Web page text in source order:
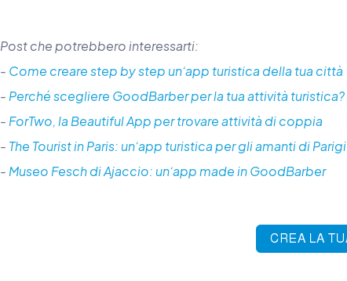
Post che potrebbero interessarti:
- Come creare step by step un’app turistica della tua città
-Perché scegliere GoodBarber per la tua attività turistica?
-ForTwo, la Beautiful App per trovare attività di coppia
- The Tourist in Paris: un’app turistica per gli amanti di Parigi
-Museo Fesch di Ajaccio: un’app made in GoodBarber